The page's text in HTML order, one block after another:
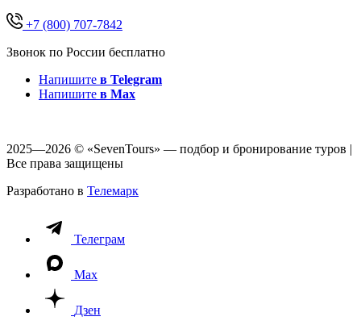
+7 (800) 707-7842
Звонок по России бесплатно
Напишите в Telegram
Напишите в Max
2025—2026 © «SevenTours» — подбор и бронирование туров |
Все права защищены
Разработано в Телемарк
Телеграм
Max
Дзен